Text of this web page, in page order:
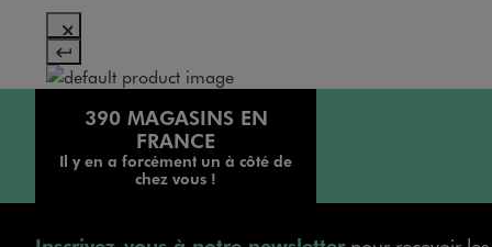
390 MAGASINS EN
FRANCE
Il y en a forcément un à côté de
chez vous !